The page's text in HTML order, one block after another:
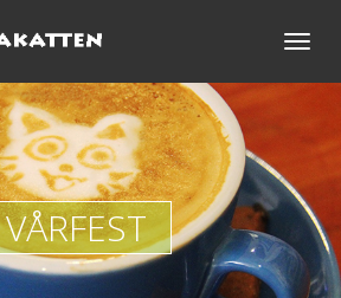
Toggle
VÅRFEST